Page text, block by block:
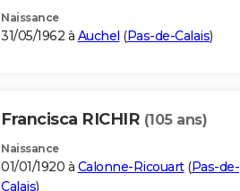
Naissance
31/05/1962 à Auchel (Pas-de-Calais)
Francisca RICHIR (105 ans)
Naissance
01/01/1920 à Calonne-Ricouart(Pas-de-
Calais)